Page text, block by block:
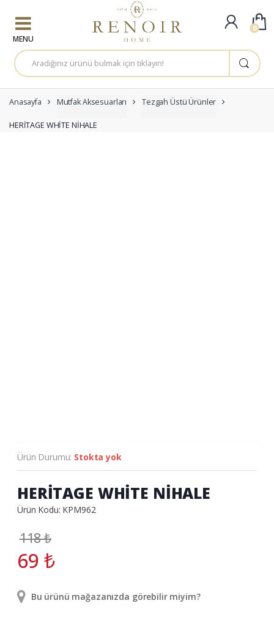
A
r
a
a
:
Anasayfa Mutfak Aksesuarları Tezgah Üstü Ürünler
HERİTAGE WHİTE NİHALE
Ürün Durumu: Stokta yok
HERİTAGE WHİTE NİHALE
Ürün Kodu: KPM962
118₺
69 ₺
Bu ürünü mağazanızda görebilir miyim?
0